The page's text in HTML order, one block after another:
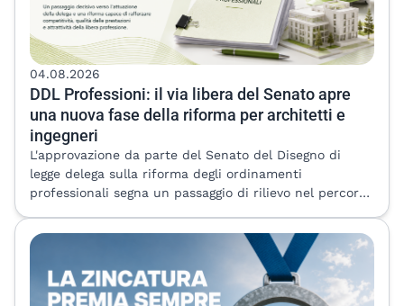
DDL Professioni: il via libera del Senato apre
una nuova fase della riforma per architetti e
ingegneri
04.08.2026
L'approvazione da parte del Senato del Disegno di
legge delega sulla riforma degli ordinamenti
professionali segna un passaggio di rilievo nel percorso
provvedimento, che passa ora all'esame della Camera
dei Deputati, apre una fase decisiva: quella
dell'attuazione della delega, dalla quale dipenderà la
concreta definizione delle misure destinate a incidere